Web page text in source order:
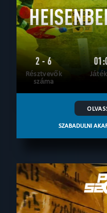
2 - 6
Résztvevők
száma
SZABADULNI